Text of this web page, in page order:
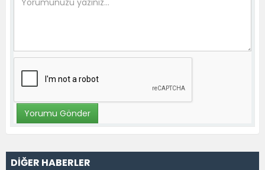
DİĞER HABERLER